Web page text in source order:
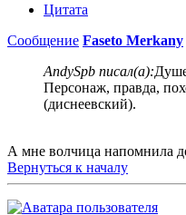
Цитата
Сообщение Faseto Merkany
AndySpb писал(а):
Персонаж, правда,
(диснеевский).
А мне волчица напомнила
Вернуться к началу